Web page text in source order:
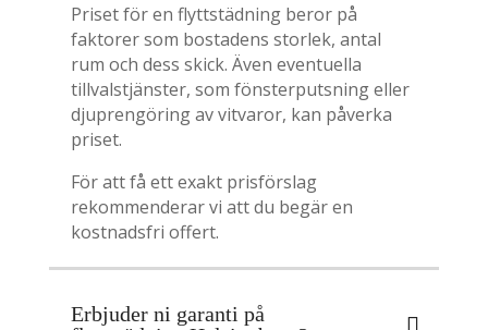
Priset för en flyttstädning beror på
faktorer som bostadens storlek, antal
rum och dess skick. Även eventuella
tillvalstjänster, som fönsterputsning eller
djuprengöring av vitvaror, kan påverka
priset.
För att få ett exakt prisförslag
rekommenderar vi att du begär en
kostnadsfri offert.
Erbjuder ni garanti på